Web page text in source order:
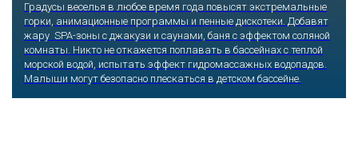
Градусы веселья в любое время года повысят экстремальные
горки, анимационные программы и пенные дискотеки. Добавят
жару SPA-зоны с джакузи и саунами, баня с эффектом соляной
комнаты. Никто не откажется поплавать в бассейнах с теплой
морской водой, испытать эффект гидромассажных водопадов.
Малыши могут безопасно плескаться в детском бассейне.